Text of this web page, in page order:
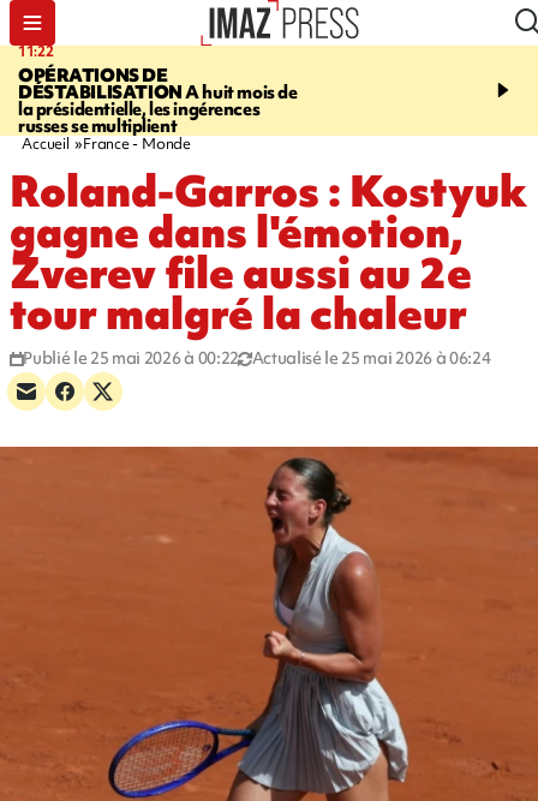
11:22
OPÉRATIONS DE
DÉSTABILISATIONA huit mois de
la présidentielle, les ingérences
russes se multiplient
14:51
Rivière triple champion
Accueil France - Monde
Roland-Garros : Kostyuk
gagne dans l'émotion,
Zverev file aussi au 2e
tour malgré la chaleur
Publié le 25 mai 2026 à 00:22 Actualisé le 25 mai 2026 à 06:24